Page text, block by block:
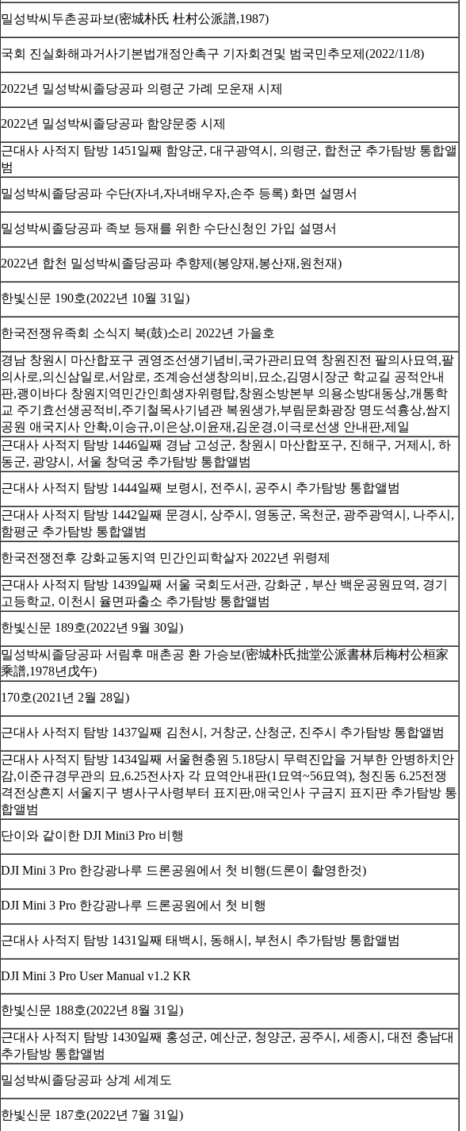
밀성박씨두촌공파보(密城朴氏 杜村公派譜,1987)
국회 진실화해과거사기본법개정안촉구 기자회견및 범국민추모제(2022/11/8)
2022년 밀성박씨졸당공파 의령군 가례 모운재 시제
2022년 밀성박씨졸당공파 함양문중 시제
근대사 사적지 탐방 1451일째 함양군, 대구광역시, 의령군, 합천군 추가탐방 통합앨
범
밀성박씨졸당공파 수단(자녀,자녀배우자,손주 등록) 화면 설명서
밀성박씨졸당공파 족보 등재를 위한 수단신청인 가입 설명서
2022년 합천 밀성박씨졸당공파 추향제(봉양재,봉산재,원천재)
한빛신문 190호(2022년 10월 31일)
한국전쟁유족회 소식지 북(鼓)소리 2022년 가을호
경남 창원시 마산합포구 권영조선생기념비,국가관리묘역 창원진전 팔의사묘역,팔
의사로,의신삼일로,서암로, 조계승선생창의비,묘소,김명시장군 학교길 공적안내
판,괭이바다 창원지역민간인희생자위령탑,창원소방본부 의용소방대동상,개통학
교 주기효선생공적비,주기철목사기념관 복원생가,부림문화광장 명도석흉상,쌈지
공원 애국지사 안확,이승규,이은상,이윤재,김운경,이극로선생 안내판,제일
근대사 사적지 탐방 1446일째 경남 고성군, 창원시 마산합포구, 진해구, 거제시, 하
동군, 광양시, 서울 창덕궁 추가탐방 통합앨범
근대사 사적지 탐방 1444일째 보령시, 전주시, 공주시 추가탐방 통합앨범
근대사 사적지 탐방 1442일째 문경시, 상주시, 영동군, 옥천군, 광주광역시, 나주시,
함평군 추가탐방 통합앨범
한국전쟁전후 강화교동지역 민간인피학살자 2022년 위령제
근대사 사적지 탐방 1439일째 서울 국회도서관, 강화군 , 부산 백운공원묘역, 경기
고등학교, 이천시 율면파출소 추가탐방 통합앨범
한빛신문 189호(2022년 9월 30일)
밀성박씨졸당공파 서림후 매촌공 환 가승보(密城朴氏拙堂公派書林后梅村公桓家
乘譜,1978년戊午)
170호(2021년 2월 28일)
근대사 사적지 탐방 1437일째 김천시, 거창군, 산청군, 진주시 추가탐방 통합앨범
근대사 사적지 탐방 1434일째 서울현충원 5.18당시 무력진압을 거부한 안병하치안
감,이준규경무관의 묘,6.25전사자 각 묘역안내판(1묘역~56묘역), 청진동 6.25전쟁
격전상흔지 서울지구 병사구사령부터 표지판,애국인사 구금지 표지판 추가탐방 통
합앨범
단이와 같이한 DJI Mini3 Pro 비행
DJI Mini 3 Pro 한강광나루 드론공원에서 첫 비행(드론이 촬영한것)
DJI Mini 3 Pro 한강광나루 드론공원에서 첫 비행
근대사 사적지 탐방 1431일째 태백시, 동해시, 부천시 추가탐방 통합앨범
DJI Mini 3 Pro User Manual v1.2 KR
한빛신문 188호(2022년 8월 31일)
근대사 사적지 탐방 1430일째 홍성군, 예산군, 청양군, 공주시, 세종시, 대전 충남대
추가탐방 통합앨범
밀성박씨졸당공파 상계 세계도
한빛신문 187호(2022년 7월 31일)